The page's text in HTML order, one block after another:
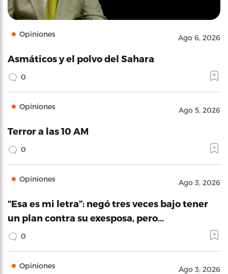
Opiniones Ago 6, 2026
Asmáticos y el polvo del Sahara
0
Opiniones Ago 5, 2026
Terror a las 10 AM
0
Opiniones Ago 3, 2026
“Esa es mi letra”: negó tres veces bajo tener
un plan contra su exesposa, pero…
0
Opiniones Ago 3, 2026